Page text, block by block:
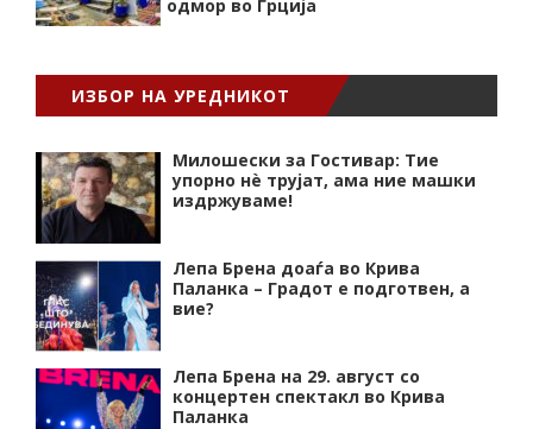
одмор во Грција
ИЗБОР НА УРЕДНИКОТ
Милошески за Гостивар: Тие
упорно нѐ трујат, ама ние машки
издржуваме!
Лепа Брена доаѓа во Крива
Паланка – Градот е подготвен, а
вие?
Лепа Брена на 29. август со
концертен спектакл во Крива
Паланка